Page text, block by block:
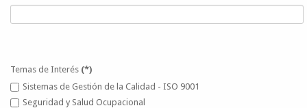
Temas de Interés (*)
Sistemas de Gestión de la Calidad - ISO 9001
Seguridad y Salud Ocupacional